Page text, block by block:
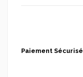
Paiement Sécurisé